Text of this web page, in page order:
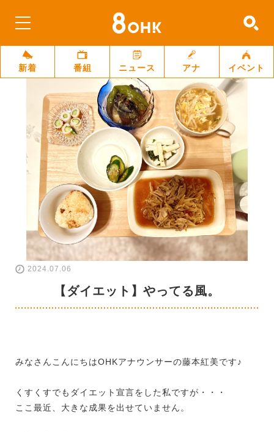
新着 番組 ニュース アナ イベント
2024.07.06
【ダイエット】やってる風。
みなさんこんにちはOHKアナウンサーの藤本紅美です♪
くすくすでもダイエット宣言をした私ですが・・・
ここ最近、大きな成果を出せていません。